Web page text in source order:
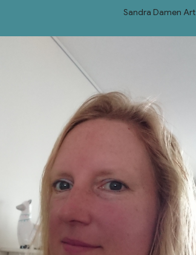
Sandra Damen Art